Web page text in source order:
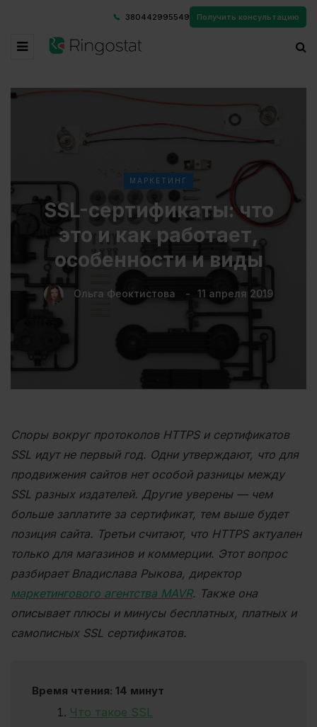
380442995549 Получить консультацию
МАРКЕТИНГ
SSL-сертификаты: что
это и как работает,
особенности и виды
Ольга Феоктистова 11 апреля 2019
Споры вокруг протоколов HTTPS и сертификатов
SSL идут не первый год. Одни утверждают, что для
продвижения сайтов нет особой разницы между
SSL разных издателей. Другие уверены — чем
больше заплатите за сертификат, тем выше будет
позиция сайта. Третьи считают, что HTTPS актуален
только для магазинов и коммерции. Этот вопрос
разбирает Владислава Рыкова, директор
маркетингового агентства MAVR. Также она
описывает плюсы и минусы бесплатных, платных и
самописных SSL сертификатов.
Время чтения: 14 минут
Что такое SSL